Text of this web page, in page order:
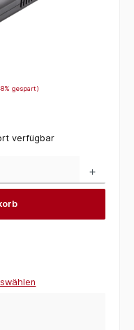
gespart)
verfügbar